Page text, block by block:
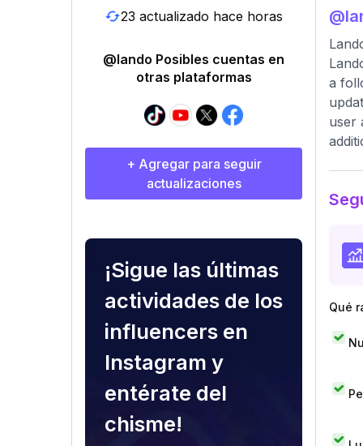
23 actualizado hace horas
@lando Posibles cuentas en
otras plataformas
+ Agregar para seguir
actualizaciones
¡Sigue las últimas
actividades de los
influencers en
Instagram y
entérate del
chisme!
@
a
user
Qué